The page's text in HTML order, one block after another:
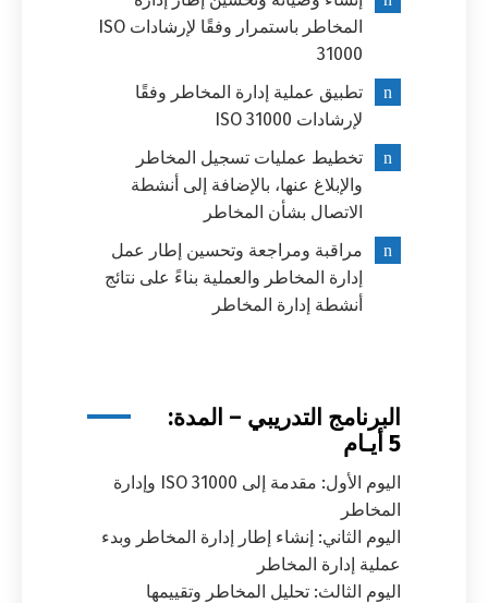
المخاطر باستمرار وفقًا لإرشادات ISO
31000
تطبيق عملية إدارة المخاطر وفقًا
لإرشادات ISO 31000
تخطيط عمليات تسجيل المخاطر
والإبلاغ عنها، بالإضافة إلى أنشطة
الاتصال بشأن المخاطر
مراقبة ومراجعة وتحسين إطار عمل
إدارة المخاطر والعملية بناءً على نتائج
أنشطة إدارة المخاطر
البرنامج التدريبي – المدة:
5 أيـام
اليوم الأول: مقدمة إلى ISO 31000 وإدارة
المخاطر
اليوم الثاني: إنشاء إطار إدارة المخاطر وبدء
عملية إدارة المخاطر
اليوم الثالث: تحليل المخاطر وتقييمها
Switch The Language